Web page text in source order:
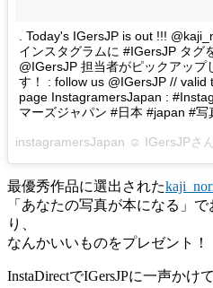
. Today's IGersJP is out !!!
インスタグラムに #IGersJP タグ
@IGersJP 担当者がピックアップ
す！ : follow us @IGersJP //
page InstagramersJapan :
マーズジャパン #日本 #japan #写
最優秀作品に選出された
「あなたの写真が本になる」で
り、
なんかいいものをプレゼント！
InstaDirectでIGersJPに一声かけ